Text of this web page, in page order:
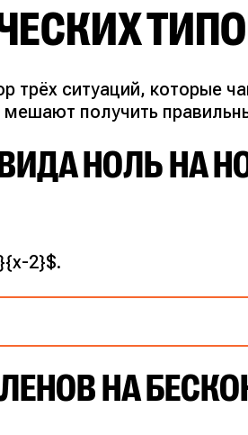
трёх ситуаций, которые
получить
НОЛЬ НА
2}$.
числителе получаем $2^2-
НА